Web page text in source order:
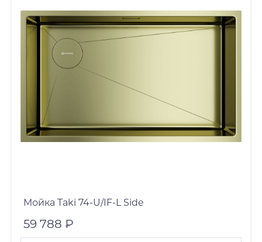
Мойка Taki 74-U/IF-L Side
59 788 ₽